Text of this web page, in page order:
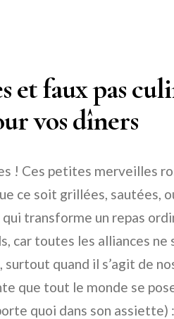
et faux pas
vos dîners
! Ces petites merveilles
ce soit grillées, sautées,
transforme un repas
car toutes les alliances ne
surtout quand il s’agit de
que tout le monde se
quoi dans son assiette) :